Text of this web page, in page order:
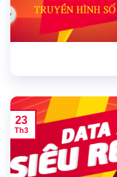
23
Th3